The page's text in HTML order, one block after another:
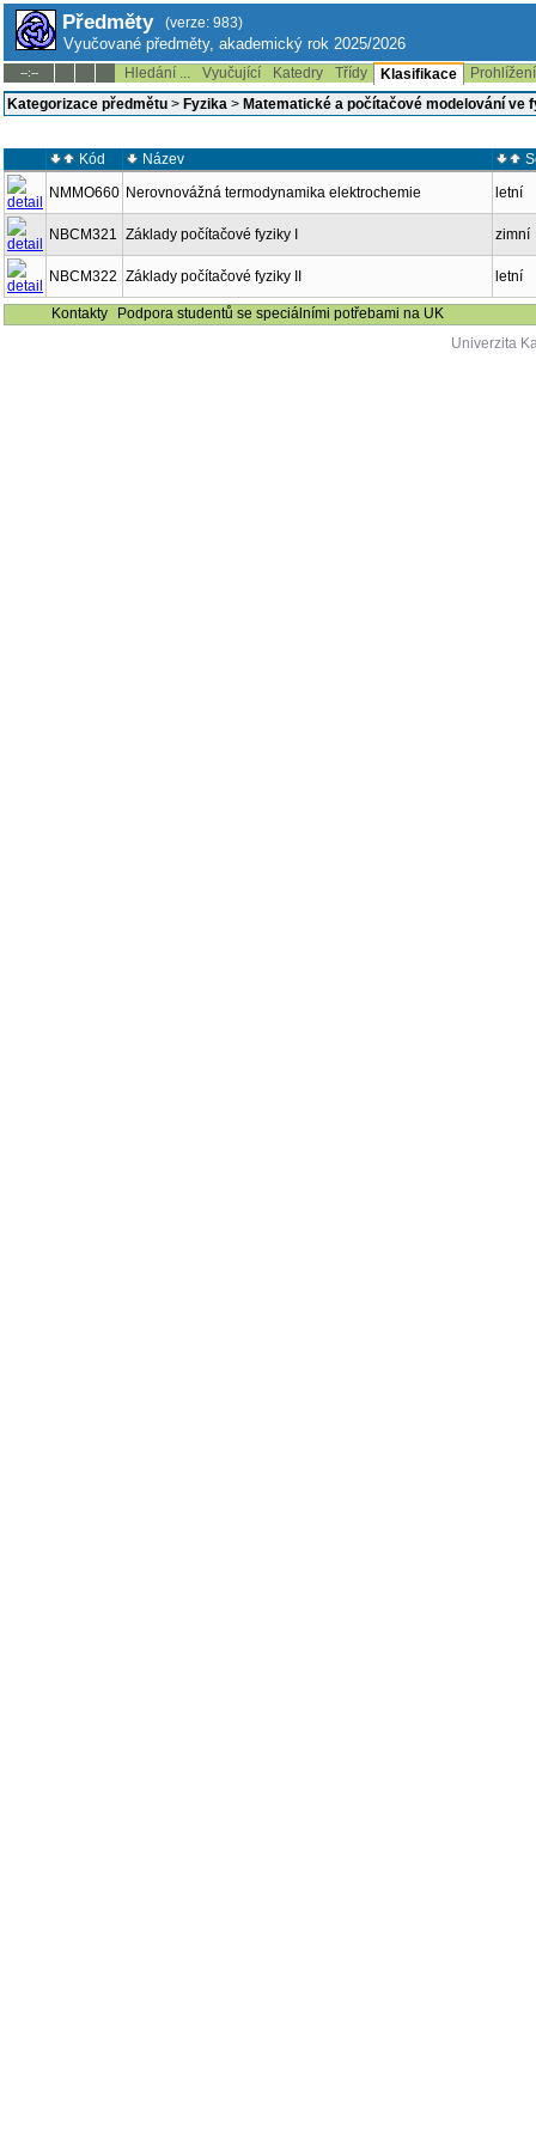
Předměty (verze: 983)
Vyučované předměty, akademický rok 2025/2026
--:-- Hledání ... Vyučující Katedry Třídy Klasifikace
Kategorizace předmětu > Fyzika > Matematické a počítačové modelování ve
Kód Název
NMMO660 Nerovnovážná termodynamika elektrochemie letní
NBCM321 Základy počítačové fyziky I zimní
NBCM322 Základy počítačové fyziky II letní
Kontakty
Podpora studentů se speciálními potřebami na UK
Univerzita